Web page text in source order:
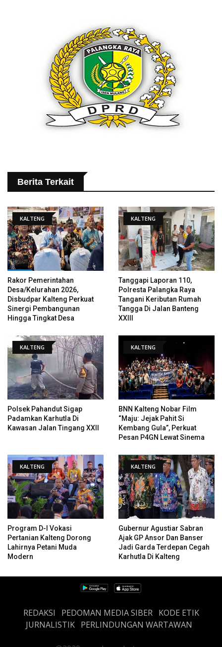
Berita Terkait
KALTENG
Rakor Pemerintahan
Desa/Kelurahan 2026,
Disbudpar Kalteng Perkuat
Sinergi Pembangunan
Hingga Tingkat Desa
KALTENG
Tanggapi Laporan 110,
Polresta Palangka Raya
Tangani Keributan Rumah
Tangga Di Jalan Banteng
XXIII
KALTENG
Polsek Pahandut Sigap
Padamkan Karhutla Di
Kawasan Jalan Tingang XXII
KALTENG
BNN Kalteng Nobar Film
“Maju: Jejak Pahit Si
Kembang Gula”, Perkuat
Pesan P4GN Lewat Sinema
KALTENG
Program D-I Vokasi
Pertanian Kalteng Dorong
Lahirnya Petani Muda
Modern
KALTENG
Gubernur Agustiar Sabran
Ajak GP Ansor Dan Banser
Jadi Garda Terdepan Cegah
Karhutla Di Kalteng
REDAKSI PEDOMAN MEDIA SIBER
KODE ETIK
JURNALISTIK PERLINDUNGAN WARTAWAN